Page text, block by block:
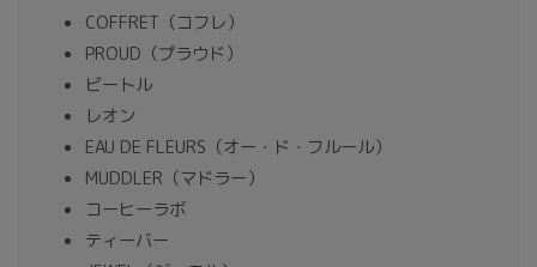
COFFRET（コフレ）
PROUD（プラウド）
ビートル
レオン
EAU DE FLEURS（オー・ド・フルール）
MUDDLER（マドラー）
コーヒーラボ
ティーバー